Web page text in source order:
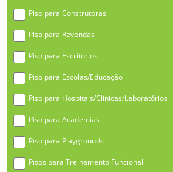
Piso para Construtoras
Piso para Revendas
Piso para Escritórios
Piso para Escolas/Educação
Piso para Hospitais/Clínicas/Laboratórios
Piso para Academias
Piso para Playgrounds
Pisos para Treinamento Funcional